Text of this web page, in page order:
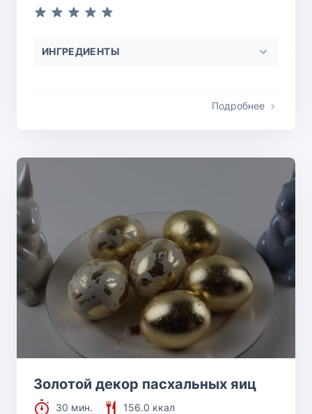
ИНГРЕДИЕНТЫ
Подробнее
Золотой декор пасхальных яиц
30 мин.
156.0 ккал